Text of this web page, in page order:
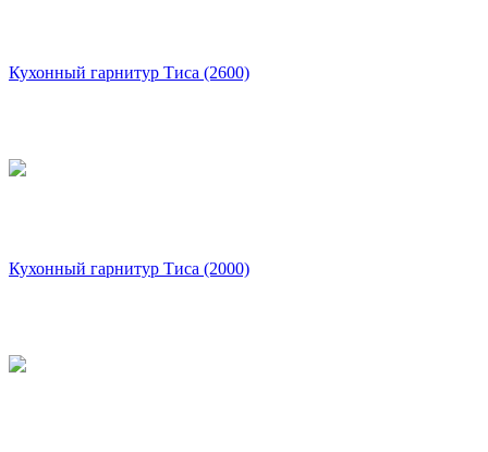
Кухонный гарнитур Тиса (2600)
Кухонный гарнитур Тиса (2000)